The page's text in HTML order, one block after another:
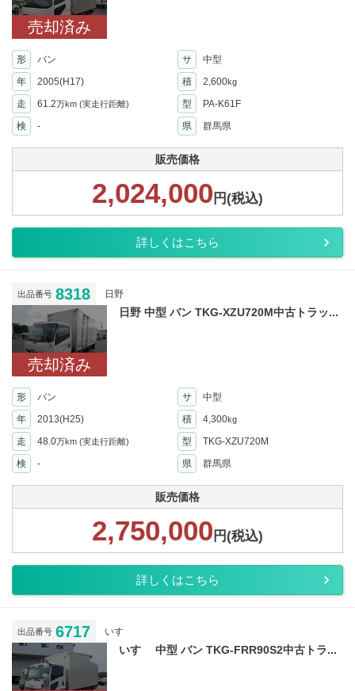
売却済み
形 バン サ
中型
年
2005(H17) 積 2,600kg
走 61.2万km (実走行距離) 型
PA-K61F
検
- 県 群馬県
販売価格
2,024,000 円(税込)
詳しくはこちら
出品番号 8318 日野
売却済み
日野 中型 バン TKG-XZU720M中古トラッ...
形 バン サ
中型
年
2013(H25) 積 4,300kg
走 48.0万km (実走行距離) 型
TKG-XZU720M
検
- 県 群馬県
販売価格
2,750,000 円(税込)
詳しくはこちら
出品番号 6717 いすゞ
いすゞ 中型 バン TKG-FRR90S2中古トラ...